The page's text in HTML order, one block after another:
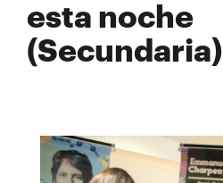
esta noche
(Secundaria)